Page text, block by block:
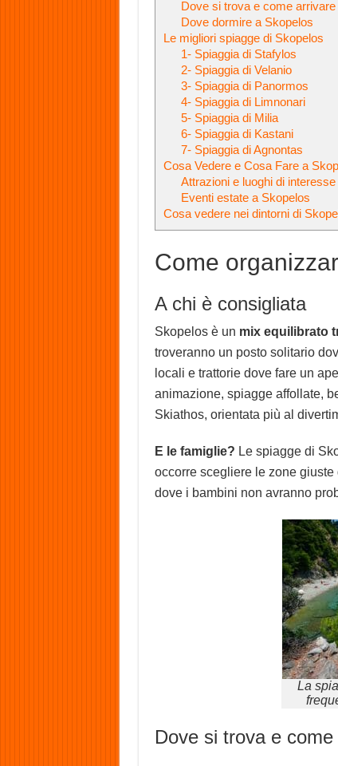
Dove si trova e come arrivare
Dove dormire a Skopelos
Le migliori spiagge di Skopelos
1- Spiaggia di Stafylos
2- Spiaggia di Velanio
3- Spiaggia di Panormos
4- Spiaggia di Limnonari
5- Spiaggia di Milia
6- Spiaggia di Kastani
7- Spiaggia di Agnontas
Cosa Vedere e Cosa Fare a
Attrazioni e luoghi di interesse
Eventi estate a Skopelos
Cosa vedere nei dintorni di
Come
A chi è consigliata
Skopelos è un mix equilibrato
troveranno un posto solitario
locali e trattorie dove fare un
animazione, spiagge affollate,
Skiathos, orientata più al
E le famiglie? Le spiagge di
occorre scegliere le zone
dove i bambini non avranno
La
Dove si trova e